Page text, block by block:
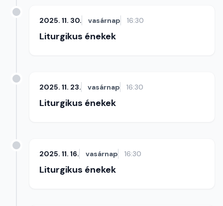
2025. 11. 30. vasárnap 16:30
Liturgikus énekek
2025. 11. 23. vasárnap 16:30
Liturgikus énekek
2025. 11. 16. vasárnap 16:30
Liturgikus énekek